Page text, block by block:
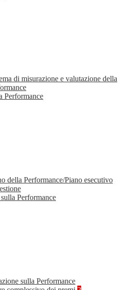
di misurazione e valutazione della
Performance
della Performance/Piano esecutivo
Performance
sulla Performance